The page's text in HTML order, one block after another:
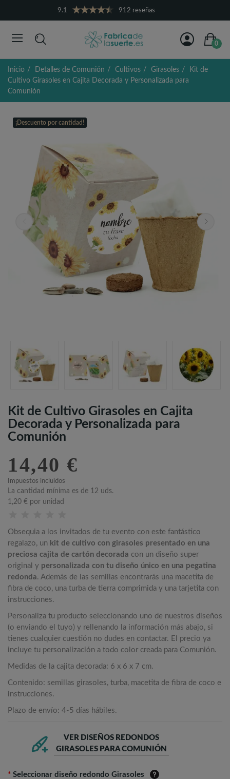
9.1 912 reseñas
0
Inicio Detalles de Comunión Cultivos Girasoles
Kit de
Cultivo Girasoles en Cajita Decorada y Personalizada para
Comunión
¡Descuento por cantidad!
Kit de Cultivo Girasoles en Cajita
Decorada y Personalizada para
Comunión
14,40 €
Impuestos incluidos
La cantidad mínima es de 12 uds.
1,20 € por unidad
Obsequia a los invitados de tu evento con este fantástico
regalazo, un kit de cultivo con girasoles presentado en una
preciosa cajita de cartón decorada con un diseño super
original y personalizada con tu diseño único en una pegatina
redonda. Además de las semillas encontrarás una macetita de
fibra de coco, una turba de tierra comprimida y una tarjetita con
instrucciones.
Personaliza tu producto seleccionando uno de nuestros diseños
(o enviando el tuyo) y rellenando la información más abajo, si
tienes cualquier cuestión no dudes en contactar. El precio ya
incluye tu personalización a todo color creada para Comunión.
Medidas de la cajita decorada: 6 x 6 x 7 cm.
Contenido: semillas girasoles, turba, macetita de fibra de coco e
instrucciones.
Plazo de envío: 4-5 días hábiles.
VER DISEÑOS REDONDOS
GIRASOLES PARA COMUNIÓN
* Seleccionar diseño redondo Girasoles